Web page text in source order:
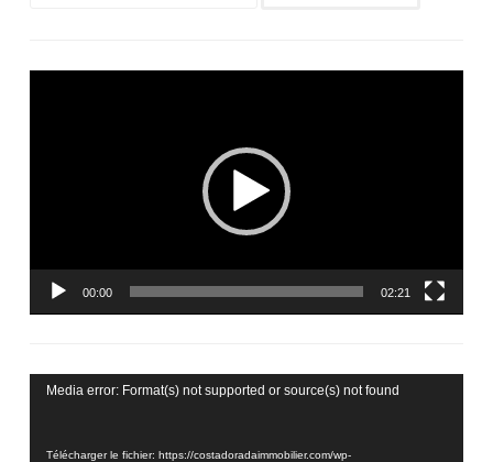
00:00 02:21
Lecteur
Media error: Format(s) not supported or source(s) not found
Télécharger le fichier: https://costadoradaimmobilier.com/wp-